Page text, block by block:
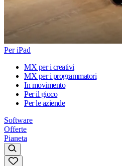
Per iPad
MX per i creativi
MX per i programmatori
In movimento
Per il gioco
Per le aziende
Software
Offerte
Pianeta